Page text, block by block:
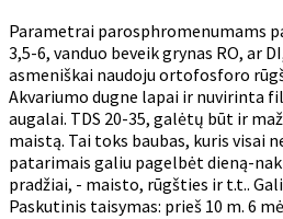
Parametrai parosphromenumams
3,5-6, vanduo beveik grynas RO, ar
asmeniškai naudoju ortofosforo
Akvariumo dugne lapai ir nuvirinta
augalai. TDS 20-35, galėtų būt ir
maistą. Tai toks baubas, kuris visai
patarimais galiu pagelbėt dieną-
pradžiai, - maisto, rūgšties ir t.t..
Paskutinis taisymas: prieš 10 m. 6